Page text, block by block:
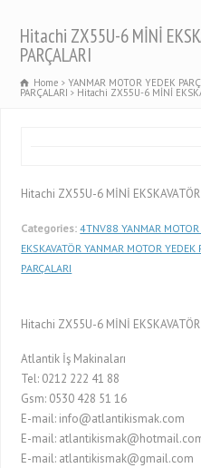
Hitachi ZX55U-6 MİNİ
PARÇALARI
Home YANMAR MOTOR YEDEK
PARÇALARI Hitachi ZX55U-6 MİNİ
Hitachi ZX55U-6 MİNİ EKSKAVATÖR
Categories: 4TNV88 YANMAR MOTOR
EKSKAVATÖR YANMAR MOTOR YEDEK
PARÇALARI
Hitachi ZX55U-6 MİNİ EKSKAVATÖR
Atlantik İş Makinaları
Tel: 0212 222 41 88
Gsm: 0530 428 51 16
E-mail: info@atlantikismak.com
E-mail:
E-mail: atlantikismak@gmail.com